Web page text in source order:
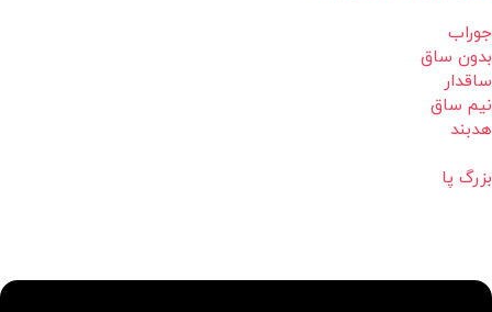
جوراب
بدون ساق
ساقدار
نیم ساق
هدبند
بزرگ پا